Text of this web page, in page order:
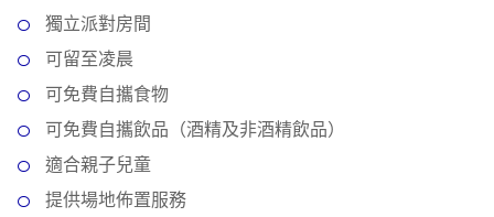
佈
置
用
品
即
食
即
親
子
動
單
獨立派對房間
可留至凌晨
可免費自攜食物
可免費自攜飲品（酒精及非酒精飲品）
適合親子兒童
提供場地佈置服務